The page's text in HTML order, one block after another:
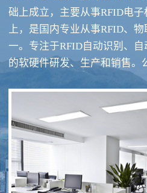
RFID酒类防伪系统方案
础上成立，主要从事RFID电
上，是国内专业从事RFID、
一。专注于RFID自动识别、
的软硬件研发、生产和销售。